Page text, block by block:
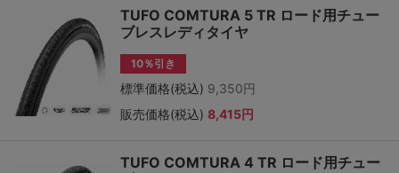
TUFO COMTURA 5 TR ロード用チュー
ブレスレディタイヤ
10％引き
標準価格(税込) 9,350円
販売価格(税込) 8,415円
TUFO COMTURA 4 TR ロード用チュー